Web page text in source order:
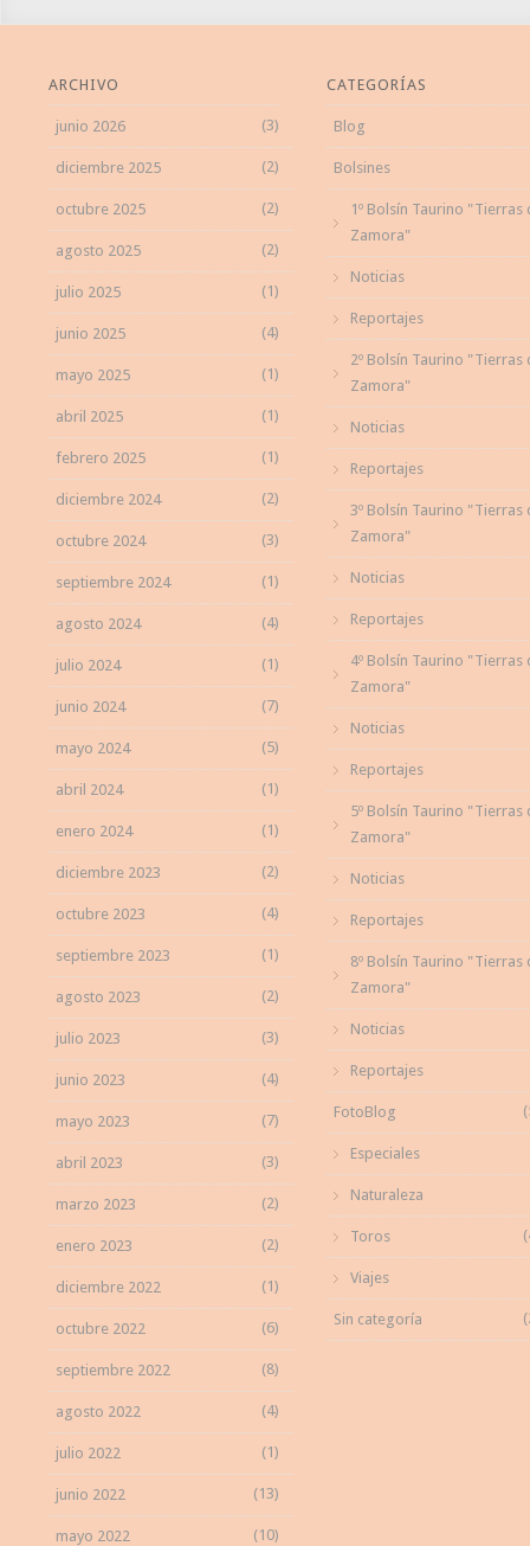
ARCHIVO
junio 2026 (3)
diciembre 2025 (2)
octubre 2025 (2)
agosto 2025 (2)
julio 2025 (1)
junio 2025 (4)
mayo 2025 (1)
abril 2025 (1)
febrero 2025 (1)
diciembre 2024 (2)
octubre 2024 (3)
septiembre 2024 (1)
agosto 2024 (4)
julio 2024 (1)
junio 2024 (7)
mayo 2024 (5)
abril 2024 (1)
enero 2024 (1)
diciembre 2023 (2)
octubre 2023 (4)
septiembre 2023 (1)
agosto 2023 (2)
julio 2023 (3)
junio 2023 (4)
mayo 2023 (7)
abril 2023 (3)
marzo 2023 (2)
enero 2023 (2)
diciembre 2022 (1)
octubre 2022 (6)
septiembre 2022 (8)
agosto 2022 (4)
julio 2022 (1)
junio 2022 (13)
mayo 2022 (10)
CATEGORÍAS
Blog
Bolsines
1º Bolsín Taurino "Tierras
Zamora"
Noticias
Reportajes
2º Bolsín Taurino "Tierras
Zamora"
Noticias
Reportajes
3º Bolsín Taurino "Tierras
Zamora"
Noticias
Reportajes
4º Bolsín Taurino "Tierras
Zamora"
Noticias
Reportajes
5º Bolsín Taurino "Tierras
Zamora"
Noticias
Reportajes
8º Bolsín Taurino "Tierras
Zamora"
Noticias
Reportajes
FotoBlog
Especiales
Naturaleza
Toros
Viajes
Sin categoría